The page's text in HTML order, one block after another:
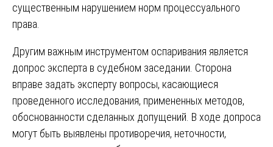
существенным нарушением норм процессуального
права.
Другим важным инструментом оспаривания является
допрос эксперта в судебном заседании. Сторона
вправе задать эксперту вопросы, касающиеся
проведенного исследования, примененных методов,
обоснованности сделанных допущений. В ходе допроса
могут быть выявлены противоречия, неточности,